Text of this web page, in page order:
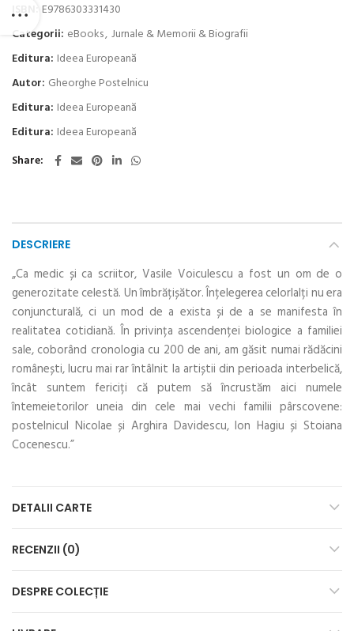
ISBN: E9786303331430
Categorii: eBooks, Jurnale & Memorii & Biografii
Editura: Ideea Europeană
Autor: Gheorghe Postelnicu
Editura: Ideea Europeană
Editura: Ideea Europeană
Share
DESCRIERE
„Ca medic și ca scriitor, Vasile Voiculescu a fost un om de o
generozitate celestă. Un îmbrățișător. Înțelegerea celorlalți nu era
conjuncturală, ci un mod de a exista și de a se manifesta în
realitatea cotidiană. În privința ascendenței biologice a familiei
sale, coborând cronologia cu 200 de ani, am găsit numai rădăcini
românești, lucru mai rar întâlnit la artiștii din perioada interbelică,
încât suntem fericiți că putem să încrustăm aici numele
întemeietorilor uneia din cele mai vechi familii pârscovene:
postelnicul Nicolae și Arghira Davidescu, Ion Hagiu și Stoiana
Cocenescu.”
DETALII CARTE
RECENZII (0)
DESPRE COLECȚIE